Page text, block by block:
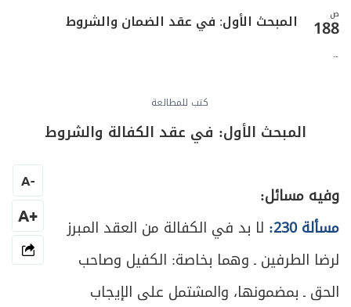
كتب للمطالعة
المبحث الأول: في عقد الكفالة والشروط
وفيه مسائل:
مسألة 230:
لا بد في الكفالة من العقد المبرز
لرضا الطرفين ـ وهما بخاصة: الكفيل وصاحب
الحق ـ بمضمونها، والمشتمل على الإيجاب
-
A
+A
ص
188 المبحث الأول: في عقد الضمان والشروط
ص
المبحث الثالث: في أحكام التنازع
ص
201 المبحث الأول: في عقد الحوالة والشروط
ص
205 المبحث الثاني: في أحكام الأداء والتنازع
213 ملحق في أعمال البنوك